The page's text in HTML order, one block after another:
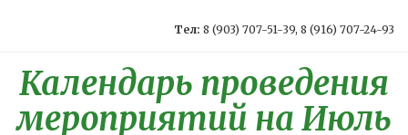
Тел: 8 (903) 707-51-39, 8 (916) 707-24-93
Календарь проведения
мероприятий на Июль